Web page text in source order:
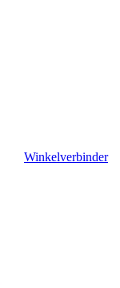
Winkelverbinder